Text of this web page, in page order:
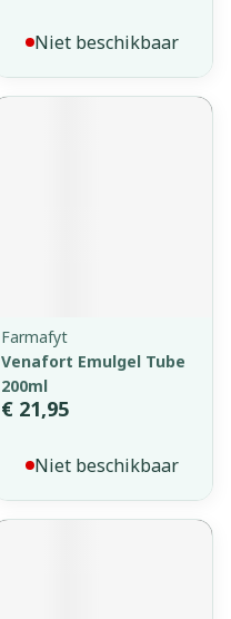
Niet beschikbaar
Farmafyt
Venafort Emulgel Tube
200ml
€ 21,95
Niet beschikbaar